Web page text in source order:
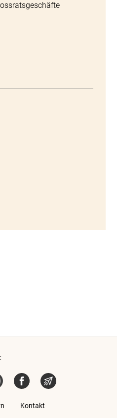
Empfehlung: Die Details
YouTube BEFacebook BENews-Abo
Kontakt